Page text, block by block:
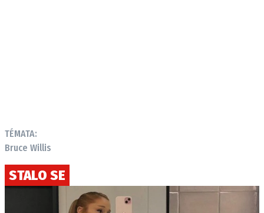
TÉMATA:
Bruce Willis
STALO SE